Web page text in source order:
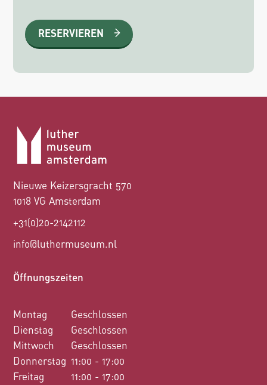
RESERVIEREN
Nieuwe Keizersgracht 570
1018 VG Amsterdam
+31(0)20-2142112
info@luthermuseum.nl
Öffnungszeiten
Montag
Dienstag
Mittwoch
Donnerstag
Freitag
Geschlossen
Geschlossen
Geschlossen
11:00 - 17:00
11:00 - 17:00